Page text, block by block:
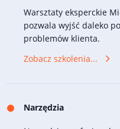
Warsztaty eksperckie
pozwala wyjść daleko
problemów klienta.
Zobacz szkolenia...
Narzędzia